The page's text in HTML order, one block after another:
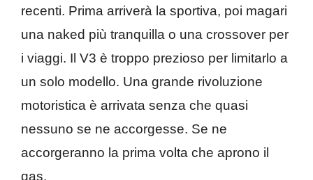
recenti. Prima arriverà la sportiva, poi magari
una naked più tranquilla o una crossover per
i viaggi. Il V3 è troppo prezioso per limitarlo a
un solo modello. Una grande rivoluzione
motoristica è arrivata senza che quasi
nessuno se ne accorgesse. Se ne
accorgeranno la prima volta che aprono il
gas.